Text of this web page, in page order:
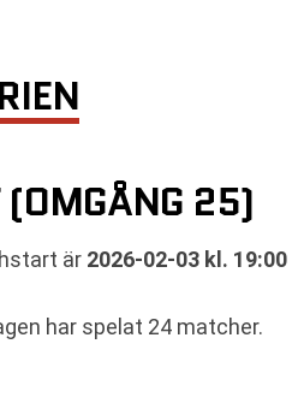
25)
är 2026-02-03 kl. 19:00
har spelat 24 matcher.